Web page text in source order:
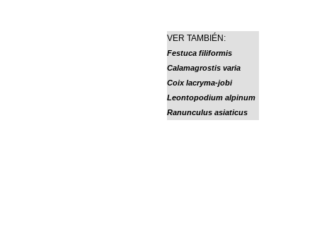
VER TAMBIÉN:
Festuca filiformis
Calamagrostis varia
Coix lacryma-jobi
Leontopodium alpinum
Ranunculus asiaticus